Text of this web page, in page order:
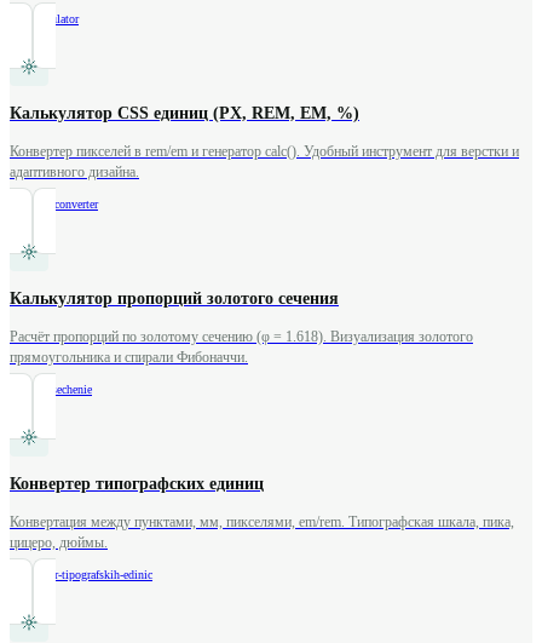
ppi-calculator
Калькулятор CSS единиц (PX, REM, EM, %)
Конвертер пикселей в rem/em и генератор calc(). Удобный инструмент для верстки и
адаптивного дизайна.
css-unit-converter
Калькулятор пропорций золотого сечения
Расчёт пропорций по золотому сечению (φ = 1.618). Визуализация золотого
прямоугольника и спирали Фибоначчи.
zolotoe-sechenie
Конвертер типографских единиц
Конвертация между пунктами, мм, пикселями, em/rem. Типографская шкала, пика,
цицеро, дюймы.
konverter-tipografskih-edinic